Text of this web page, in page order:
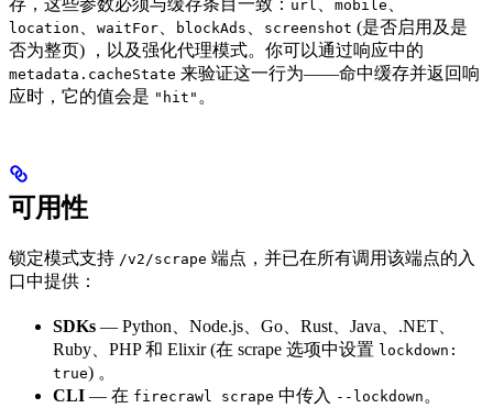
存，这些参数必须与缓存条目一致： url mobile
location waitFor blockAds screenshot (是否启用及是
否为整页) ，以及强化代理模式。你可以通过响应中的
metadata.cacheState 来验证这一行为——命中缓存并返回响
应时，它的值会是 "hit" 。
可用性
锁定模式支持 /v2/scrape 端点，并已在所有调用该端点的入
口中提供：
SDKs — Python、Node.js、Go、Rust、Java、.NET、
Ruby、PHP 和 Elixir (在 scrape 选项中设置 lockdown:
true) 。
CLI — 在 firecrawl scrape 中传入 --lockdown 。